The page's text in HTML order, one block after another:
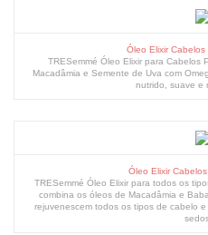
Óleo Elixir
TRESemmé Óleo Elixir para Cabelos
Macadâmia e Semente de Uva com
nutrido, suave e
Óleo Elixir
TRESemmé Óleo Elixir para todos os
combina os óleos de Macadâmia e
rejuvenescem todos os tipos de cabelo